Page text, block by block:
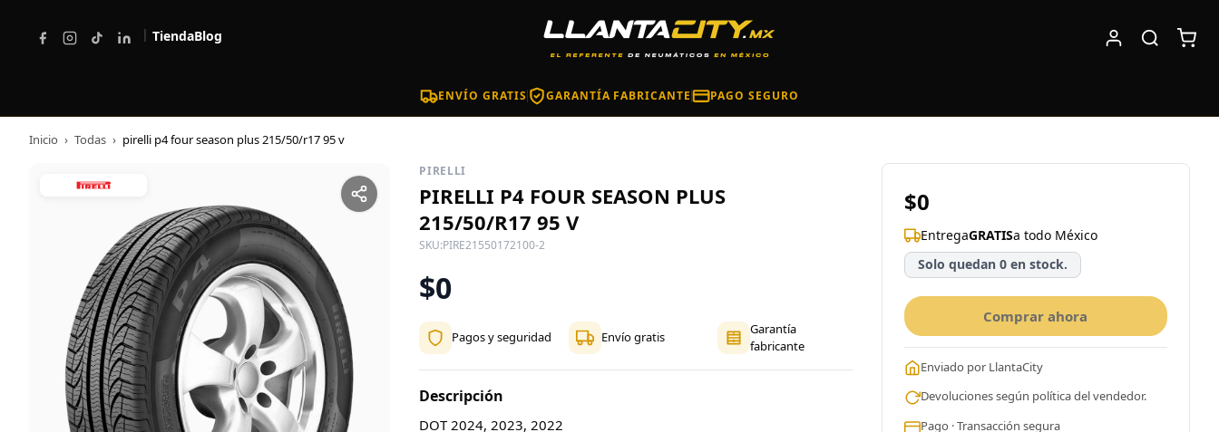
| TiendaBlog
ENVÍO GRATIS GARANTÍA FABRICANTE PAGO SEGURO
Inicio › Todas › pirelli p4 four season plus 215/50/r17 95 v
PIRELLI
PIRELLI P4 FOUR SEASON PLUS
215/50/R17 95 V
SKU:PIRE21550172100-2
$0
Pagos y seguridad Envío gratis
Garantía
fabricante
Descripción
DOT 2024, 2023, 2022
$0
EntregaGRATISa todo México
Solo quedan 0 en stock.
Comprar ahora
Enviado por LlantaCity
Devoluciones según política del vendedor.
Pago · Transacción segura